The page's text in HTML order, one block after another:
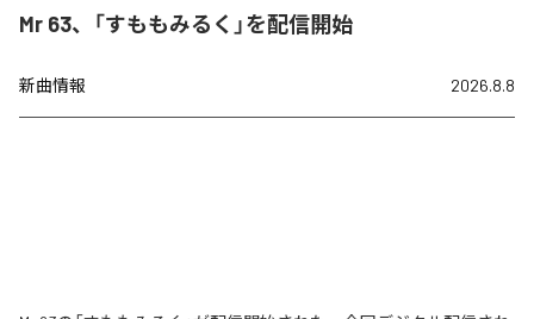
Mr 63、「すももみるく」を配信開始
新曲情報 2026.8.8